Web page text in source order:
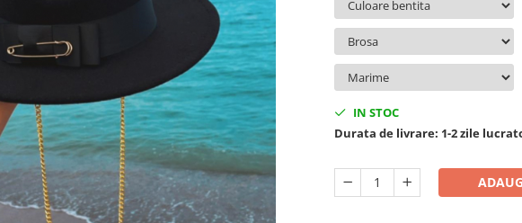
IN STOC
Durata de livrare: 1-2 zile